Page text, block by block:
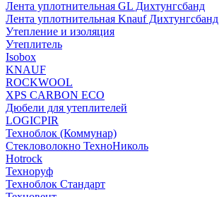
Лента уплотнительная GL Дихтунгсбанд
Лента уплотнительная Knauf Дихтунгсбанд
Утепление и изоляция
Утеплитель
Isobox
KNAUF
ROCKWOOL
XPS CARBON ECO
Дюбели для утеплителей
LOGICPIR
Техноблок (Коммунар)
Стекловолокно ТехноНиколь
Hotrock
Технoруф
Техноблок Стандарт